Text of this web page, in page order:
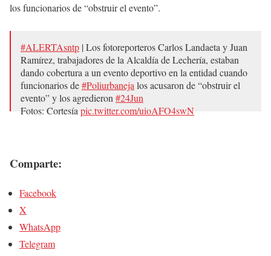
los funcionarios de “obstruir el evento”.
#ALERTAsntp | Los fotoreporteros Carlos Landaeta y Juan
Ramírez, trabajadores de la Alcaldía de Lechería, estaban
dando cobertura a un evento deportivo en la entidad cuando
funcionarios de#Poliurbaneja los acusaron de “obstruir el
evento” y los agredieron #24Jun
Fotos: Cortesía pic.twitter.com/uioAFO4swN
Comparte:
Facebook
X
WhatsApp
Telegram